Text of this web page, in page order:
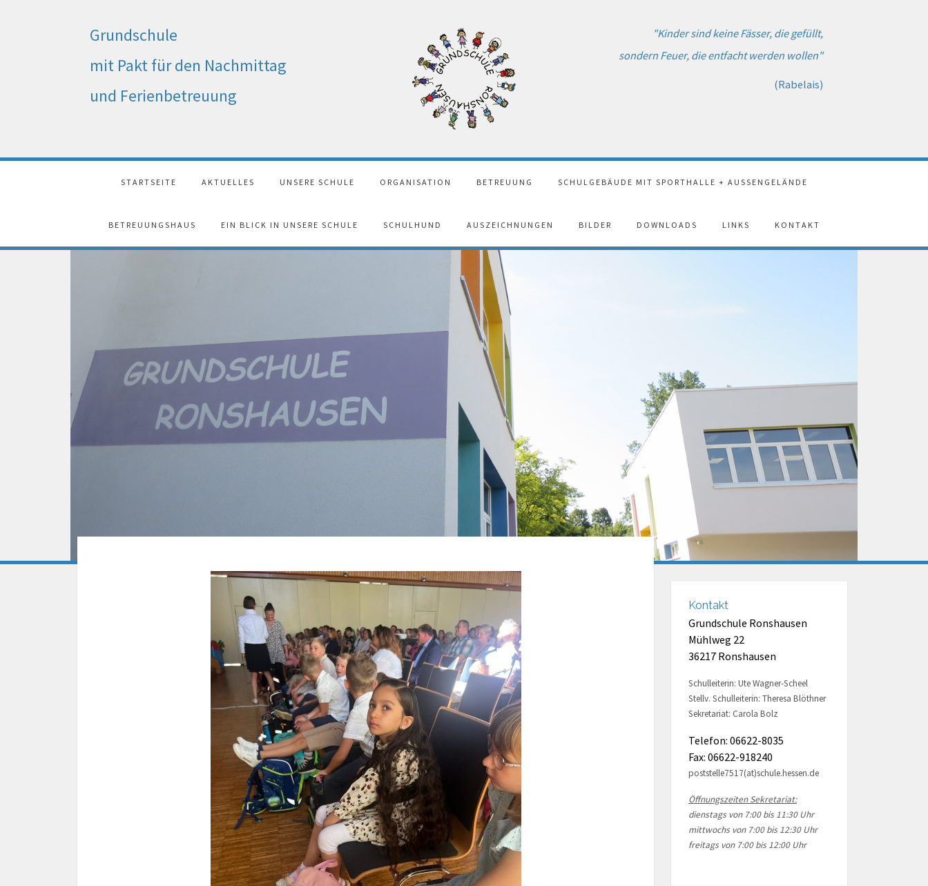
Grundschule
mit Pakt für den Nachmittag
und Ferienbetreuung
"Kinder sind keine Fässer, die gefüllt,
sondern Feuer, die entfacht werden wollen"
(Rabelais)
STARTSEITE AKTUELLES UNSERE SCHULE ORGANISATION BETREUUNG SCHULGEBÄUDE MIT SPORTHALLE + AUSSENGELÄNDE
BETREUUNGSHAUS EIN BLICK IN UNSERE SCHULE SCHULHUND AUSZEICHNUNGEN BILDER DOWNLOADS LINKS KONTAKT
Kontakt
Grundschule Ronshausen
Mühlweg 22
36217 Ronshausen
Schulleiterin: Ute Wagner-Scheel
Stellv. Schulleiterin: Theresa Blöthner
Sekretariat: Carola Bolz
Telefon: 06622-8035
Fax: 06622-918240
poststelle7517(at)schule.hessen.de
Öffnungszeiten Sekretariat:
dienstags von 7:00 bis 11:30 Uhr
mittwochs von 7:00 bis 12:30 Uhr
freitags von 7:00 bis 12:00 Uhr